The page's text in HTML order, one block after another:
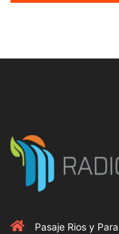
Pasaje Rios y